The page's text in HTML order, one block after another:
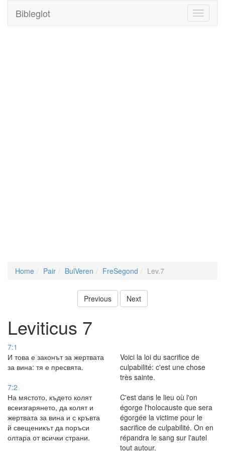
Toggle
Bibleglot
Home Pair BulVeren FreSegond Lev.7
Previous Next
Leviticus 7
7:1
И това е законът за жертвата
за вина: тя е пресвята.
Voici la loi du sacrifice de
culpabilité: c'est une chose
très sainte.
7:2
На мястото, където колят
всеизгарянето, да колят и
жертвата за вина и с кръвта
й свещеникът да поръси
олтара от всички страни.
C'est dans le lieu où l'on
égorge l'holocauste que sera
égorgée la victime pour le
sacrifice de culpabilité. On en
répandra le sang sur l'autel
tout autour.